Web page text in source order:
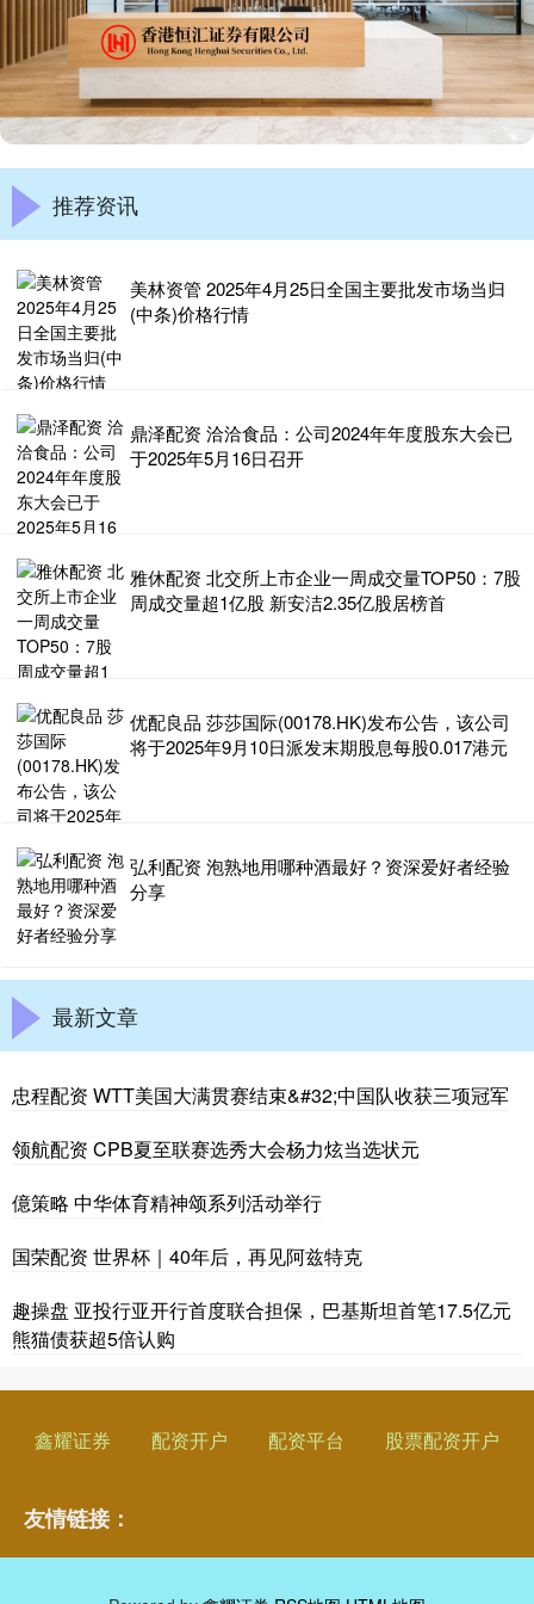
推荐资讯
美林资管 2025年4月25日全国主要批发市场当归
(中条)价格行情
鼎泽配资 洽洽食品：公司2024年年度股东大会已
于2025年5月16日召开
雅休配资 北交所上市企业一周成交量TOP50：7股
周成交量超1亿股 新安洁2.35亿股居榜首
优配良品 莎莎国际(00178.HK)发布公告，该公司
将于2025年9月10日派发末期股息每股0.017港元
弘利配资 泡熟地用哪种酒最好？资深爱好者经验
分享
最新文章
忠程配资 WTT美国大满贯赛结束&#32;中国队收获三项冠军
领航配资 CPB夏至联赛选秀大会杨力炫当选状元
億策略 中华体育精神颂系列活动举行
国荣配资 世界杯｜40年后，再见阿兹特克
趣操盘 亚投行亚开行首度联合担保，巴基斯坦首笔17.5亿元
熊猫债获超5倍认购
鑫耀证券 配资开户 配资平台 股票配资开户
友情链接：